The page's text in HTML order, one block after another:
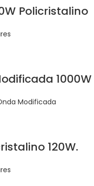
Policristalino
1000W
Modificada
120W.